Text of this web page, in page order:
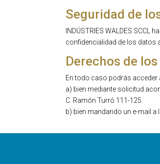
Seguridad de
INDÚSTRIES WALDES
confidencialidad de los datos
Derechos de
En todo caso podrás
a) bien mediante solicitud
C. Ramón Turró 111-125.
b) bien mandando un e-mail